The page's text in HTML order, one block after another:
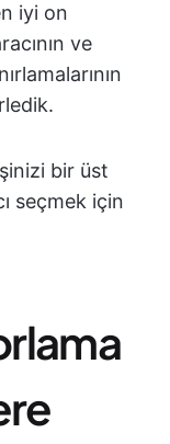
iyi on
ve
bir üst
seçmek için